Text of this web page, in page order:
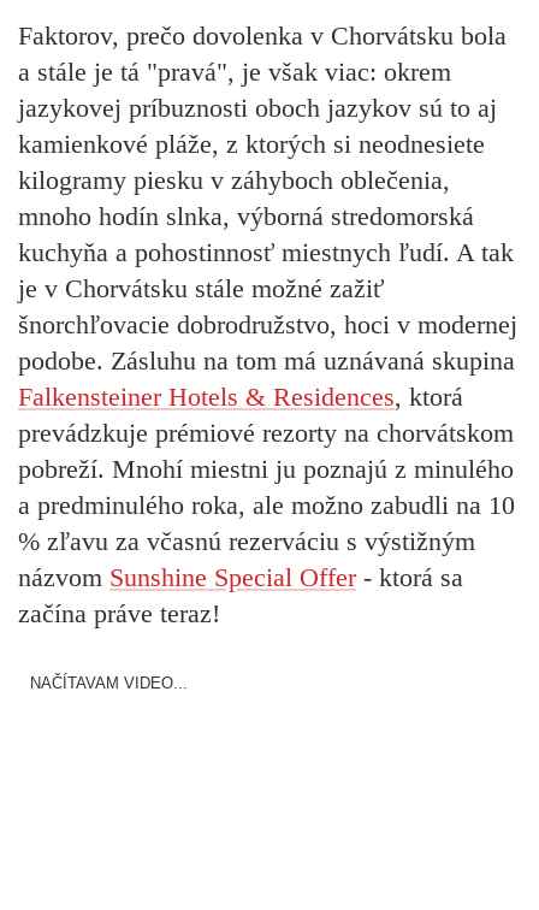
Faktorov, prečo dovolenka v Chorvátsku bola
a stále je tá "pravá", je však viac: okrem
jazykovej príbuznosti oboch jazykov sú to aj
kamienkové pláže, z ktorých si neodnesiete
kilogramy piesku v záhyboch oblečenia,
mnoho hodín slnka, výborná stredomorská
kuchyňa a pohostinnosť miestnych ľudí. A tak
je v Chorvátsku stále možné zažiť
šnorchľovacie dobrodružstvo, hoci v modernej
podobe. Zásluhu na tom má uznávaná skupina
Falkensteiner Hotels & Residences, ktorá
prevádzkuje prémiové rezorty na chorvátskom
pobreží. Mnohí miestni ju poznajú z minulého
a predminulého roka, ale možno zabudli na 10
% zľavu za včasnú rezerváciu s výstižným
názvom Sunshine Special Offer- ktorá sa
začína práve teraz!
NAČÍTAVAM VIDEO...